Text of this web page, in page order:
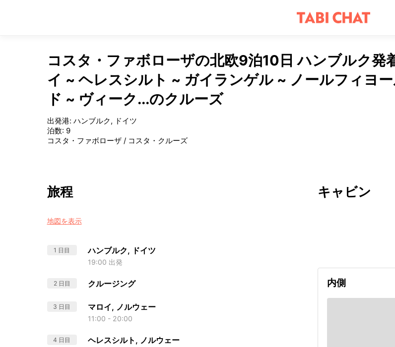
コスタ・ファボローザの北欧9泊10日 ハンブルク発
イ ~ ヘレスシルト ~ ガイランゲル ~ ノールフィヨ
ド ~ ヴィーク...のクルーズ
出発港: ハンブルク, ドイツ
泊数: 9
コスタ・ファボローザ/ コスタ・クルーズ
旅程
地図を表示
1 日目 ハンブルク, ドイツ
19:00 出発
2 日目 クルージング
3 日目 マロイ, ノルウェー
11:00 - 20:00
4 日目 ヘレスシルト, ノルウェー
キャビン
内側